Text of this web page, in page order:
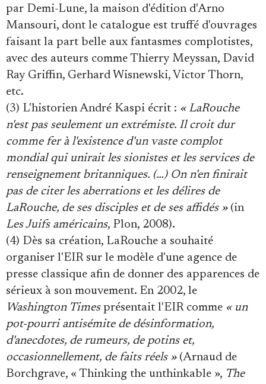
par Demi-Lune, la maison d'édition d'Arno
Mansouri, dont le catalogue est truffé d'ouvrages
faisant la part belle aux fantasmes complotistes,
avec des auteurs comme Thierry Meyssan, David
Ray Griffin, Gerhard Wisnewski, Victor Thorn,
etc.
(3) L'historien André Kaspi écrit : « LaRouche
n'est pas seulement un extrémiste. Il croit dur
comme fer à l'existence d'un vaste complot
mondial qui unirait les sionistes et les services de
renseignement britanniques. (…) On n'en finirait
pas de citer les aberrations et les délires de
LaRouche, de ses disciples et de ses affidés »(in
Les Juifs américains, Plon, 2008).
(4) Dès sa création, LaRouche a souhaité
organiser l'EIR sur le modèle d'une agence de
presse classique afin de donner des apparences de
sérieux à son mouvement. En 2002, le
Washington Timesprésentait l'EIR comme « un
pot-pourri antisémite de désinformation,
d'anecdotes, de rumeurs, de potins et,
occasionnellement, de faits réels »(Arnaud de
Borchgrave, « Thinking the unthinkable », The